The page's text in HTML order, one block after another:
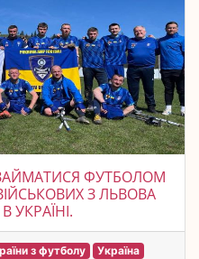
ФУТБОЛОМ
З ЛЬВОВА
з футболу Україна